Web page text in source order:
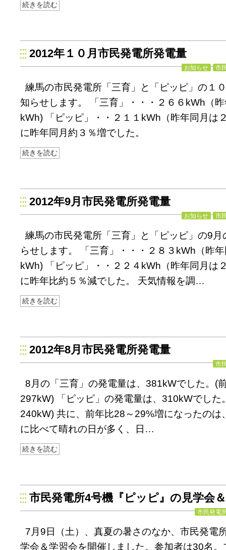
続きを読む
2012年１０月市民発電所発電量
お知らせ 市
練馬の市民発電所「三育」と「ピッピ」の１
知らせします。 「三育」・・・２６６kWh（
kWh) 「ピッピ」・・２１１kWh（昨年同月は
に昨年同月約３％増でした。
続きを読む
2012年9月市民発電所発電量
お知らせ 市
練馬の市民発電所「三育」と「ピッピ」の9月
らせします。 「三育」・・・２８３kWh（昨
kWh) 「ピッピ」・・２２４kWh（昨年同月は
に昨年比約５％減でした。 天気情報を調…
続きを読む
2012年8月市民発電所発電量
市
8月の「三育」の発電量は、381kWでした。(
297kW) 「ピッピ」の発電量は、310kWでした
240kW) 共に、前年比28～29%増になったのは
に比べて晴れの日が多く、日…
続きを読む
市民発電所4号機『ピッピ』の見学会
市民発電
7月9日（土）、真夏の暑さのなか、市民発電
学会＆学習会を開催しました。参加者は30名